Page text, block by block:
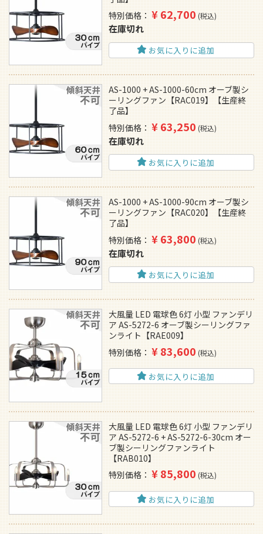
特別価格
¥62,700 税込
在庫切れ
お気に入りに追加
AS-1000 + AS-1000-60cm オーブ製シ
ーリングファン【RAC019】【生産終
了品】
特別価格
¥63,250 税込
在庫切れ
お気に入りに追加
AS-1000 + AS-1000-90cm オーブ製シ
ーリングファン【RAC020】【生産終
了品】
特別価格
¥63,800 税込
在庫切れ
お気に入りに追加
大風量 LED 電球色 6灯 小型 ファンデリ
ア AS-5272-6 オーブ製シーリングファ
ンライト【RAE009】
特別価格
¥83,600 税込
お気に入りに追加
大風量 LED 電球色 6灯 小型 ファンデリ
ア AS-5272-6 + AS-5272-6-30cm オー
ブ製シーリングファンライト
【RAB010】
特別価格
¥85,800 税込
お気に入りに追加